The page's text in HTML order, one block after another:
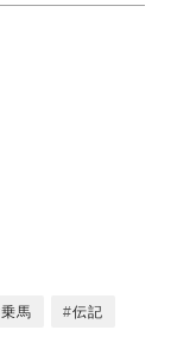
乗馬 伝記